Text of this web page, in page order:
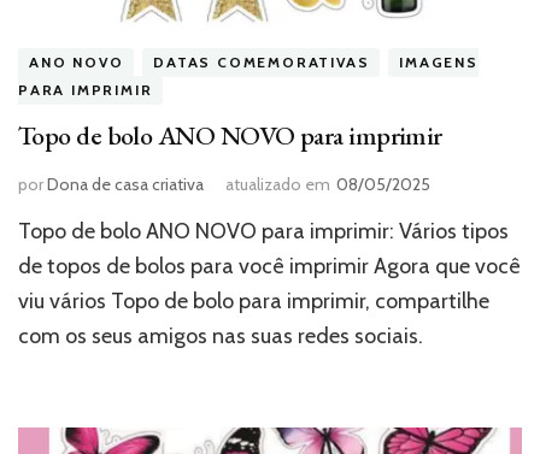
ANO NOVO DATAS COMEMORATIVAS
IMAGENS
PARA IMPRIMIR
Topo de bolo ANO NOVO para imprimir
porDona de casa criativa atualizado em 08/05/2025
Topo de bolo ANO NOVO para imprimir: Vários tipos
de topos de bolos para você imprimir Agora que você
viu vários Topo de bolo para imprimir, compartilhe
com os seus amigos nas suas redes sociais.